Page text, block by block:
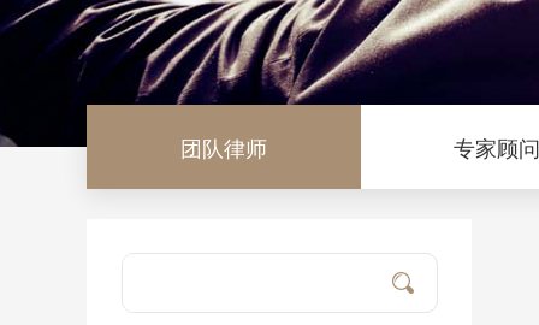
团队律师 专家顾